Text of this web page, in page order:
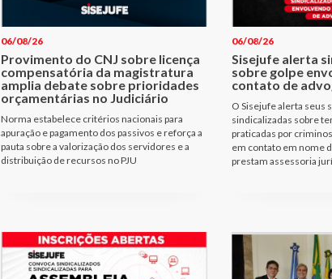
06/08/26
Provimento do CNJ sobre licença
compensatória da magistratura
amplia debate sobre prioridades
orçamentárias no Judiciário
Norma estabelece critérios nacionais para
apuração e pagamento dos passivos e reforça a
pauta sobre a valorização dos servidores e a
distribuição de recursos no PJU
06/08/26
Sisejufe alerta
sobre golpe
contato de
O Sisejufe alerta seus
sindicalizadas sobre
praticadas por
em contato em nome
prestam assessoria